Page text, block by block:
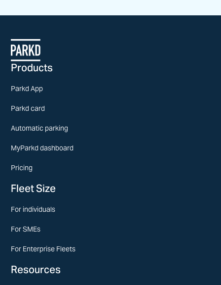
Products
Parkd App
Parkd card
Automatic parking
MyParkd dashboard
Pricing
Fleet Size
For individuals
For SMEs
For Enterprise Fleets
Resources